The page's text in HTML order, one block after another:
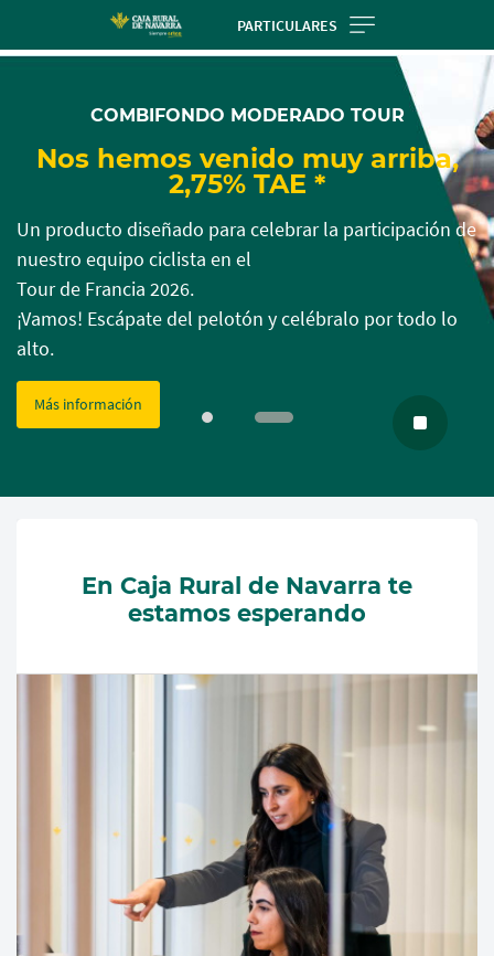
PARTICULARES
favor
espere...
espere...
COMBIFONDO MODERADO TOUR
Nos hemos venido muy arriba,
2,75% TAE *
Un producto diseñado para celebrar la participación de
nuestro equipo ciclista en el
Tour de Francia 2026.
¡Vamos! Escápate del pelotón y celébralo por todo lo
alto.
Más información
En Caja Rural de Navarra te
estamos esperando